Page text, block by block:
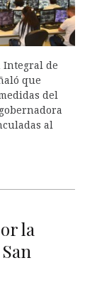
Integral de
que
del
al
la